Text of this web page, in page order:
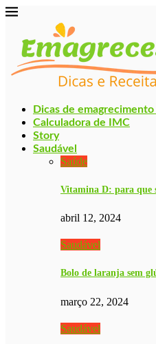
Dicas de emagrecimento
Calculadora de IMC
Story
Saudável
Saúde
Vitamina D: para que
abril 12, 2024
Saudável
Bolo de laranja sem
março 22, 2024
Saudável